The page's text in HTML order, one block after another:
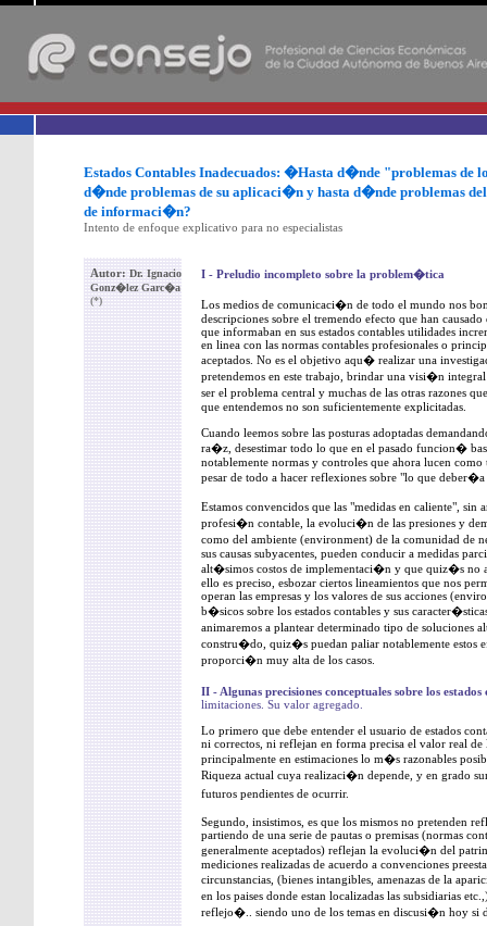
Estados Contables Inadecuados: �Hasta d�nde "problemas de
d�nde problemas de su aplicaci�n y hasta d�nde problemas
de informaci�n?
Intento de enfoque explicativo para no especialistas
Autor: Dr. Ignacio
Gonz�lez Garc�a
(*)
I - Preludio incompleto sobre la problem�tica
Los medios de comunicaci�n de todo el mundo nos
descripciones sobre el tremendo efecto que han causado
que informaban en sus estados contables utilidades
en linea con las normas contables profesionales o
aceptados. No es el objetivo aqu� realizar una
pretendemos en este trabajo, brindar una visi�n
ser el problema central y muchas de las otras razones
que entendemos no son suficientemente explicitadas.
Cuando leemos sobre las posturas adoptadas
ra�z, desestimar todo lo que en el pasado funcion�
notablemente normas y controles que ahora lucen
pesar de todo a hacer reflexiones sobre "lo que
Estamos convencidos que las "medidas en caliente",
profesi�n contable, la evoluci�n de las presiones y
como del ambiente (environment) de la comunidad de
sus causas subyacentes, pueden conducir a medidas
alt�simos costos de implementaci�n y que quiz�s no
ello es preciso, esbozar ciertos lineamientos que nos
operan las empresas y los valores de sus acciones
b�sicos sobre los estados contables y sus
animaremos a plantear determinado tipo de soluciones
constru�do, quiz�s puedan paliar notablemente estos
proporci�n muy alta de los casos.
II - Algunas precisiones conceptuales sobre los
limitaciones. Su valor agregado.
Lo primero que debe entender el usuario de estados
ni correctos, ni reflejan en forma precisa el valor real de
principalmente en estimaciones lo m�s razonables
Riqueza actual cuya realizaci�n depende, y en grado
futuros pendientes de ocurrir.
Segundo, insistimos, es que los mismos no pretenden
partiendo de una serie de pautas o premisas (normas
generalmente aceptados) reflejan la evoluci�n del
mediciones realizadas de acuerdo a convenciones
circunstancias, (bienes intangibles, amenazas de la
en los paises donde estan localizadas las subsidiarias
reflejo�.. siendo uno de los temas en discusi�n hoy si